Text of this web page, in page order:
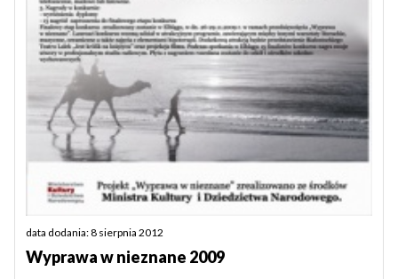
data dodania: 8 sierpnia 2012
Wyprawa w nieznane 2009